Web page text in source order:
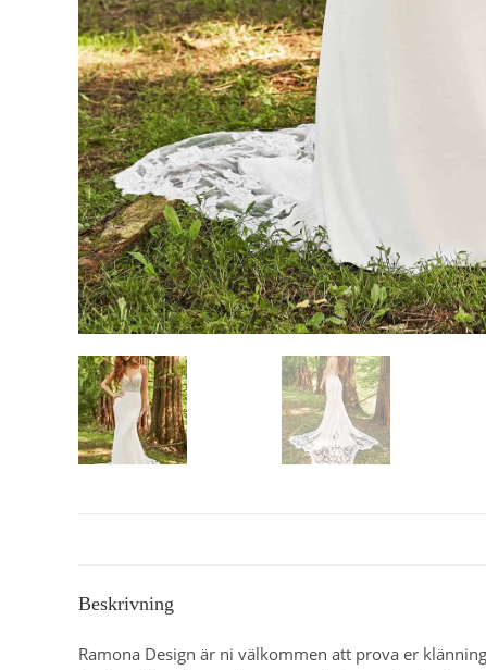
Beskrivning
Ramona Design är ni välkommen att prova er